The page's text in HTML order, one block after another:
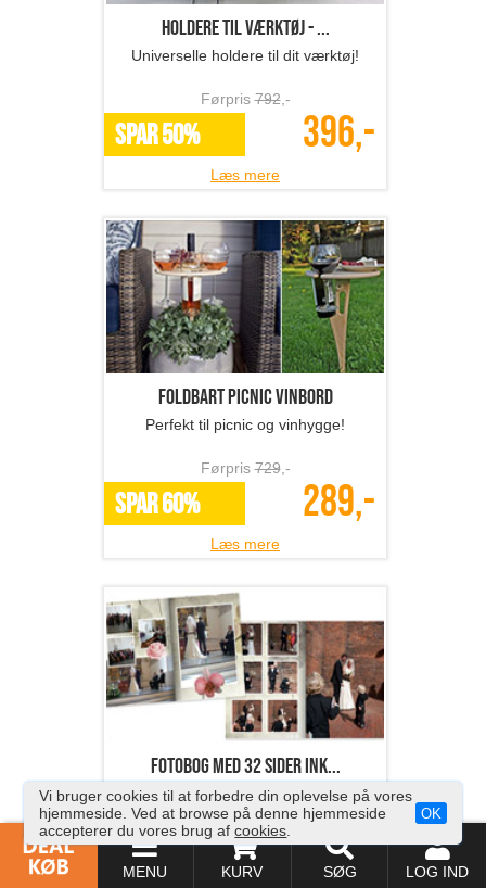
MENU KURV SØG LOG IND
Foldbart picnic vinbord
Perfekt til picnic og vinhygge!
Førpris729,-
SPAR 60% 289,-
Læs mere
Fotobog med 32 sider ink...
Gem minderne i en kvalitets fotobog
Førpris
SPAR 49% 137,-
Læs mere
Vi bruger cookies til at forbedre din oplevelse på vores
hjemmeside. Ved at browse på denne hjemmeside
accepterer du vores brug afcookies
OK